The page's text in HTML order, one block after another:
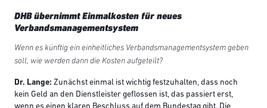
DHB übernimmt Einmalkosten für neues
Verbandsmanagementsystem
Wenn es künftig ein einheitliches Verbandsmanagementsystem geben
soll, wie werden dann die Kosten aufgeteilt?
Dr. Lange: Zunächst einmal ist wichtig festzuhalten, dass noch
kein Geld an den Dienstleister geflossen ist, das passiert erst,